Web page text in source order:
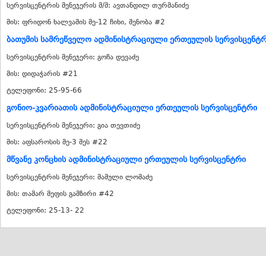
სერვისცენტრის მენეჯერის მ/შ: ავთანდილ თურმანიძე
მის: ფრიდონ ხალვაშის მე-12 ჩიხი, შენობა #2
ბათუმის სამრეწველო ადმინისტრაციული ერთეულის
სერვისცენტრის მენეჯერი: გოჩა დევაძე
მის: დიდაჭარის #21
ტელეფონი: 25-95-66
გონიო-კვარიათის ადმინისტრაციული ერთეულის სერვისცენტრი
სერვისცენტრის მენეჯერი: გია თევთიძე
მის: აფსაროსის მე-3 შეს #22
მწვანე კონცხის ადმინისტრაციული ერთეულის სერვისცენტრი
სერვისცენტრის მენეჯერი: მამული ლომაძე
მის: თამარ მეფის გამზირი #42
ტელეფონი: 25-13- 22